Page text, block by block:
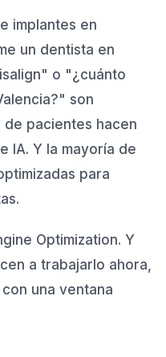
pero se refuerzan
GEO se está
implantes en
un dentista en
o "¿cuánto
son
pacientes hacen
IA. Y la mayoría de
para
Optimization. Y
a trabajarlo ahora,
una ventana